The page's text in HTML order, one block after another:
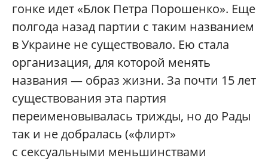
гонке идет «Блок Петра Порошенко». Еще
полгода назад партии с таким названием
в Украине не существовало. Ею стала
организация, для которой менять
названия — образ жизни. За почти 15 лет
существования эта партия
переименовывалась трижды, но до Рады
так и не добралась («флирт»
с сексуальными меньшинствами